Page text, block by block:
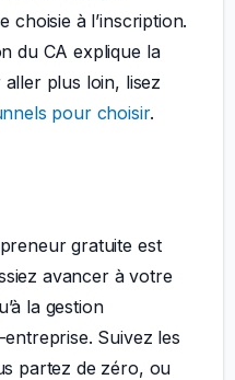
choisie à l’inscription.
du CA explique la
plus loin, lisez
pour choisir.
gratuite est
avancer à votre
la gestion
Suivez les
partez de zéro, ou